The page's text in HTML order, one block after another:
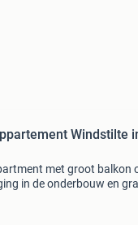
Windstilte
met groot balkon
in de onderbouw en